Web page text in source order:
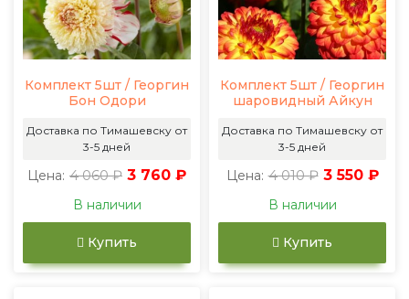
Комплект 5шт / Георгин
Бон Одори
Доставка по Тимашевску от
3-5 дней
Цена: 4 060 ₽ 3 760 ₽
В наличии
Купить
Комплект 5шт / Георгин
шаровидный Айкун
Доставка по Тимашевску от
3-5 дней
Цена: 4 010 ₽ 3 550 ₽
В наличии
Купить